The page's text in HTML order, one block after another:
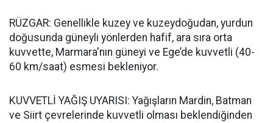
RÜZGAR: Genellikle kuzey ve kuzeydoğudan, yurdun
doğusunda güneyli yönlerden hafif, ara sıra orta
kuvvette, Marmara'nın güneyi ve Ege’de kuvvetli (40-
60 km/saat) esmesi bekleniyor.
KUVVETLİ YAĞIŞ UYARISI: Yağışların Mardin, Batman
ve Siirt çevrelerinde kuvvetli olması beklendiğinden